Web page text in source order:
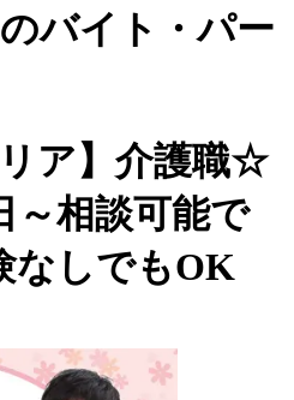
バイト・パー
リア】介護職☆
相談可能で
なしでもOK